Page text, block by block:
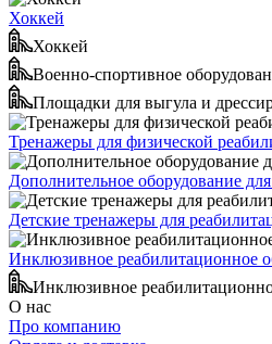
Хоккей
Хоккей
Военно-спортивное
Площадки для выгула и
Тренажеры для физической
Дополнительное оборудование
Детские тренажеры для
Инклюзивное реабилитационное
Инклюзивное
О нас
Про компанию